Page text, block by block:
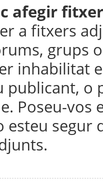
afegir
a fitxers
grups
inhabilitat
publicant,
Poseu-vos
esteu segur